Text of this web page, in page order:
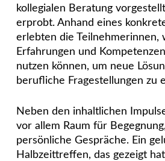
kollegialen Beratung
erprobt. Anhand eines
erlebten die Teilnehmerinnen,
Erfahrungen und
nutzen können, um neue
berufliche Fragestellungen zu
Neben den inhaltlichen
vor allem Raum für
persönliche Gespräche. Ein
Halbzeittreffen, das gezeigt